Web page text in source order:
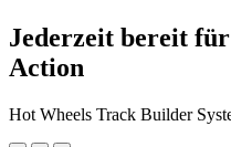
Jederzeit bereit
Action
Hot Wheels Track Builder